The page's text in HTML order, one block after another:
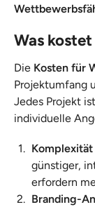
Was
Die Kosten für
Projektumfang
Jedes Projekt
individuelle
Komplexität
günstiger,
erfordern
Branding-